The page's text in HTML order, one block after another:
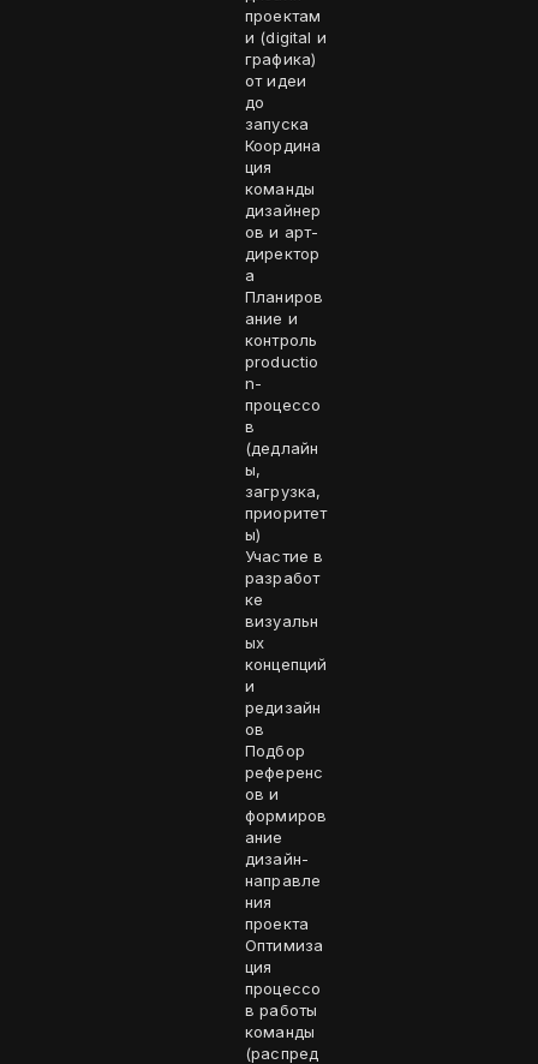
проектам
и (digital и
графика)
от идеи
до
запуска
Координа
ция
команды
дизайнер
ов и арт-
директор
а
Планиров
ание и
контроль
productio
n-
процессо
в
(дедлайн
ы,
загрузка,
приоритет
ы)
Участие в
разработ
ке
визуальн
ых
концепций
и
редизайн
ов
Подбор
референс
ов и
формиров
ание
дизайн-
направле
ния
проекта
Оптимиза
ция
процессо
в работы
команды
(распред